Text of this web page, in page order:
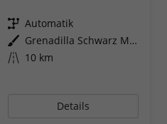
Getriebe Automatik
Außenfarbe
Grenadilla Schwarz Metallic
Kilometerstand 10 km
Details